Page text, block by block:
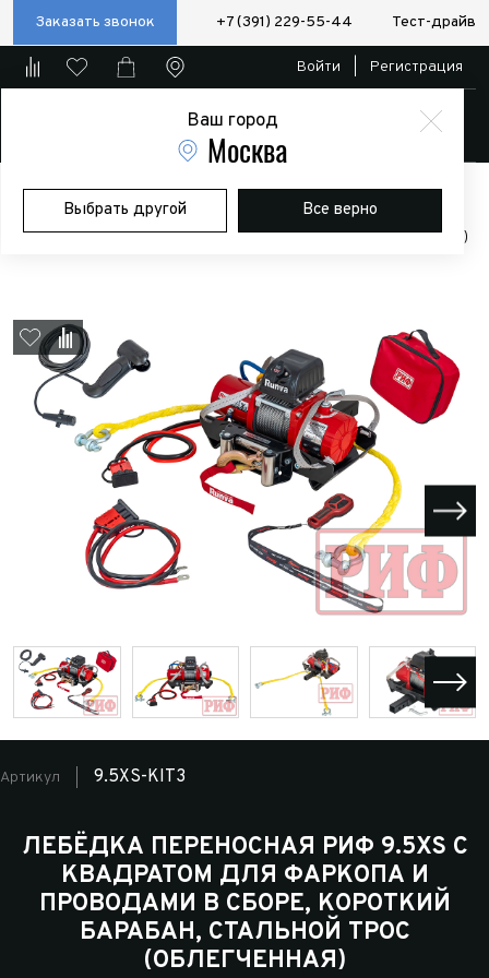
Заказать звонок +7 (391) 229-55-44 Тест-драйв
Ваш город
Москва
Выбрать другой Все верно
Войти Регистрация
Главная Магазин Дополнительное оборудование
Лебедки
Лебёдка переносная РИФ 9.5XS c квадратом для фаркопа и
проводами в сборе, короткий барабан, стальной трос (облегченная)
Артикул 9.5XS-KIT3
ЛЕБЁДКА ПЕРЕНОСНАЯ РИФ 9.5XS C
КВАДРАТОМ ДЛЯ ФАРКОПА И
ПРОВОДАМИ В СБОРЕ, КОРОТКИЙ
БАРАБАН, СТАЛЬНОЙ ТРОС
(ОБЛЕГЧЕННАЯ)